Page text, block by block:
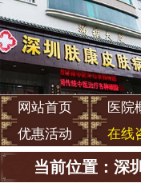
网站首页 医院
优惠活动
在线
当前位置： 深